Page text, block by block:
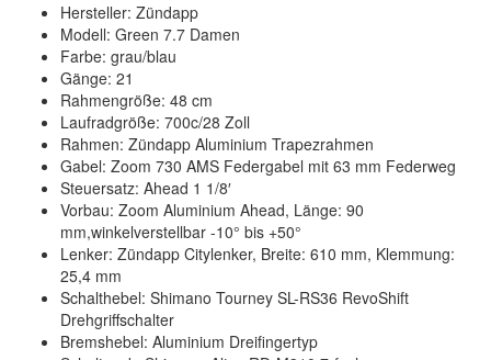
Hersteller: Zündapp
Modell: Green 7.7 Damen
Farbe: grau/blau
Gänge: 21
Rahmengröße: 48 cm
Laufradgröße: 700c/28 Zoll
Rahmen: Zündapp Aluminium Trapezrahmen
Gabel: Zoom 730 AMS Federgabel mit 63 mm Federweg
Steuersatz: Ahead 1 1/8′
Vorbau: Zoom Aluminium Ahead, Länge: 90
mm,winkelverstellbar -10° bis +50°
Lenker: Zündapp Citylenker, Breite: 610 mm, Klemmung:
25,4 mm
Schalthebel: Shimano Tourney SL-RS36 RevoShift
Drehgriffschalter
Bremshebel: Aluminium Dreifingertyp